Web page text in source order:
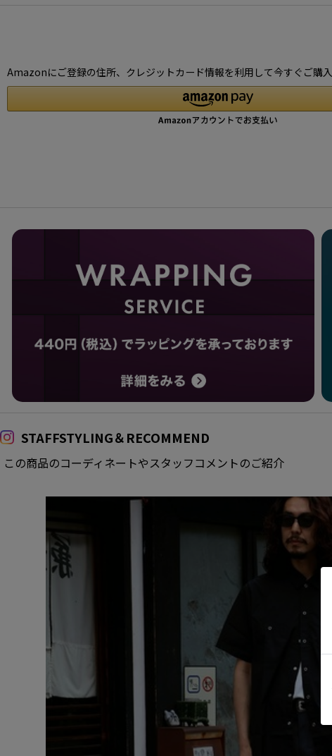
Amazonにご登録の住所、クレジットカード情報を利用して今すぐご購入
STAFFSTYLING＆RECOMMEND
この商品のコーディネートやスタッフコメントのご紹介